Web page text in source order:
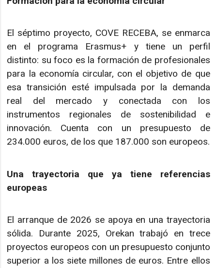
El séptimo proyecto, COVE RECEBA, se enmarca
en el programa Erasmus+ y tiene un perfil
distinto: su foco es la formación de profesionales
para la economía circular, con el objetivo de que
esa transición esté impulsada por la demanda
real del mercado y conectada con los
instrumentos regionales de sostenibilidad e
innovación. Cuenta con un presupuesto de
234.000 euros, de los que 187.000 son europeos.
Una trayectoria que ya tiene referencias
europeas
El arranque de 2026 se apoya en una trayectoria
sólida. Durante 2025, Orekan trabajó en trece
proyectos europeos con un presupuesto conjunto
superior a los siete millones de euros. Entre ellos